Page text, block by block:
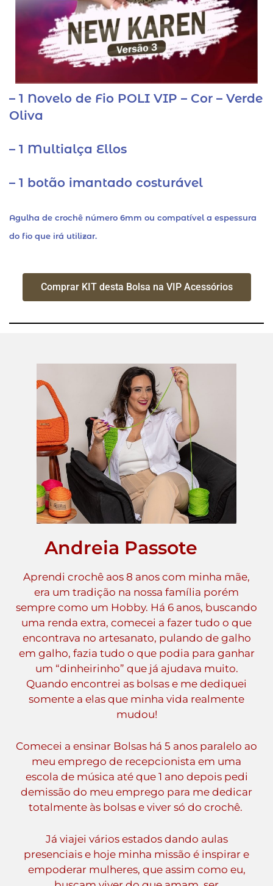
– 1 Novelo de Fio POLI VIP – Cor – Verde
Oliva
– 1 Multialça Ellos
– 1 botão imantado costurável
Agulha de crochê número 6mm ou compatível a espessura
do fio que irá utilizar.
Comprar KIT desta Bolsa na VIP Acessórios
Andreia Passote
Aprendi crochê aos 8 anos com minha mãe,
era um tradição na nossa família porém
sempre como um Hobby. Há 6 anos, buscando
uma renda extra, comecei a fazer tudo o que
encontrava no artesanato, pulando de galho
em galho, fazia tudo o que podia para ganhar
um “dinheirinho” que já ajudava muito.
Quando encontrei as bolsas e me dediquei
somente a elas que minha vida realmente
mudou!
Comecei a ensinar Bolsas há 5 anos paralelo ao
meu emprego de recepcionista em uma
escola de música até que 1 ano depois pedi
demissão do meu emprego para me dedicar
totalmente às bolsas e viver só do crochê.
Já viajei vários estados dando aulas
presenciais e hoje minha missão é inspirar e
empoderar mulheres, que assim como eu,